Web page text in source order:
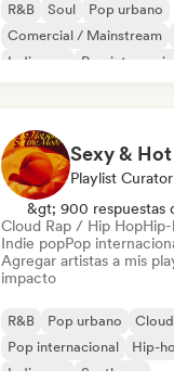
R&B Soul
Pop urbano
Comercial / Mainstream
Indie pop
Pop
Playlist Curator
&gt; 900 respuestas
Cloud Rap / Hip Hop
Indie popPop
Agregar artistas a mis
impacto
R&B Pop urbano
Pop internacional
Hip-
Indie pop
Synthpop